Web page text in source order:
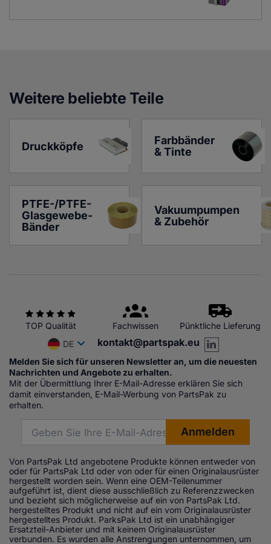
Weitere beliebte Teile
Druckköpfe
Farbbänder
& Tinte
PTFE-/PTFE-
Glasgewebe-
Bänder
Vakuumpumpen
& Zubehör
TOP Qualität Fachwissen
Pünktliche Lieferung
DE
kontakt@partspak.eu
Melden Sie sich für unseren Newsletter an, um die neuesten
Nachrichten und Angebote zu erhalten.
Mit der Übermittlung Ihrer E-Mail-Adresse erklären Sie sich
damit einverstanden, E-Mail-Werbung von PartsPak zu
erhalten.
Von PartsPak Ltd angebotene Produkte können entweder von
oder für PartsPak Ltd oder von oder für einen Originalausrüster
hergestellt worden sein. Wenn eine OEM-Teilenummer
aufgeführt ist, dient diese ausschließlich zu Referenzzwecken
und bezieht sich möglicherweise auf ein von PartsPak Ltd.
hergestelltes Produkt und nicht auf ein vom Originalausrüster
hergestelltes Produkt. ParksPak Ltd ist ein unabhängiger
Ersatzteil-Anbieter und mit keinem Originalausrüster
verbunden. Es wurden alle Anstrengungen unternommen, um